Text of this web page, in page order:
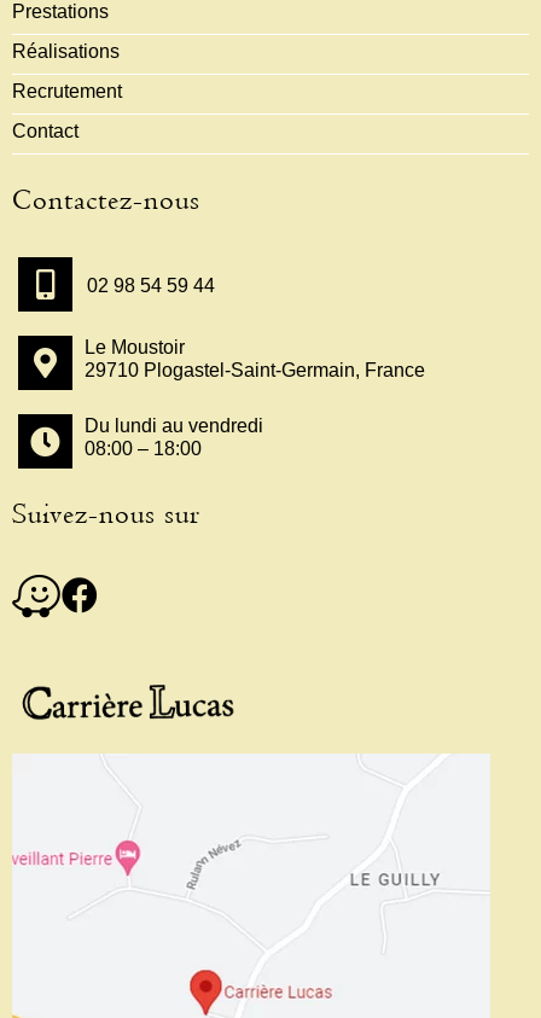
Prestations
Réalisations
Recrutement
Contact
Contactez-nous
02 98 54 59 44
Le Moustoir
29710 Plogastel-Saint-Germain, France
Du lundi au vendredi
08:00 – 18:00
Suivez-nous sur